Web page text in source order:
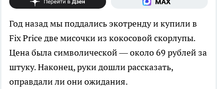
Год назад мы поддались экотренду и купили в
Fix Price две мисочки из кокосовой скорлупы.
Цена была символической — около 69 рублей за
штуку. Наконец, руки дошли рассказать,
оправдали ли они ожидания.